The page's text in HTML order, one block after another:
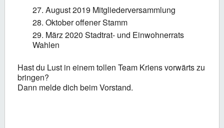
August 2019 Mitgliederversammlung
Oktober offener Stamm
März 2020 Stadtrat- und Einwohnerrats
Wahlen
Hast du Lust in einem tollen Team Kriens vorwärts zu
bringen?
Dann melde dich beim Vorstand.